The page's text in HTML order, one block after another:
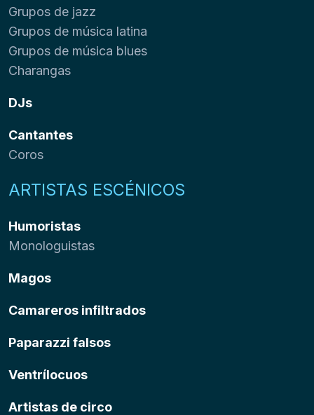
Grupos de jazz
Grupos de música latina
Grupos de música blues
Charangas
DJs
Cantantes
Coros
ARTISTAS ESCÉNICOS
Humoristas
Monologuistas
Magos
Camareros infiltrados
Paparazzi falsos
Ventrílocuos
Artistas de circo